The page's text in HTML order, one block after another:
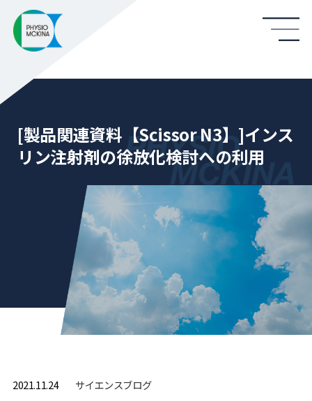
[製品関連資料【Scissor N3】]インス
リン注射剤の徐放化検討への利用
2021.11.24 サイエンスブログ